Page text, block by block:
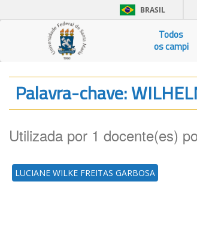
BRASIL
Todos
os campi
Palavra-chave:
Utilizada por 1 docente(es)
LUCIANE WILKE FREITAS GARBOSA